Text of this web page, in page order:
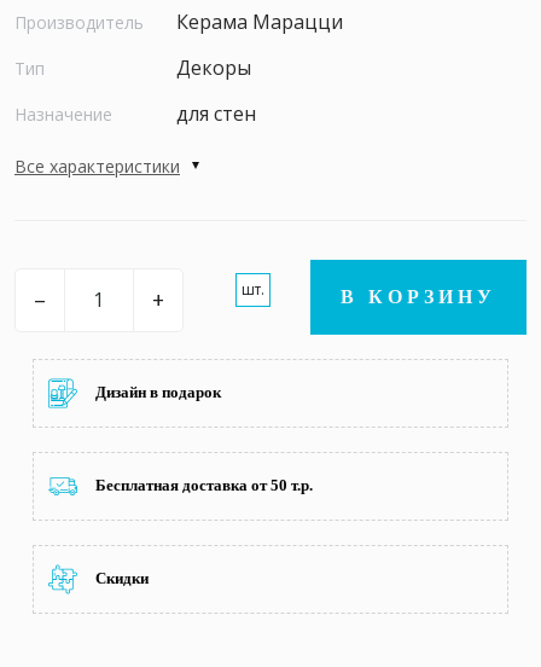
Производитель Керама Марацци
Тип Декоры
Назначение для стен
Все характеристики
– + шт. В КОРЗИНУ
Дизайн в подарок
Бесплатная доставка от 50 т.р.
Скидки